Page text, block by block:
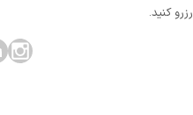
رزرو کنید.